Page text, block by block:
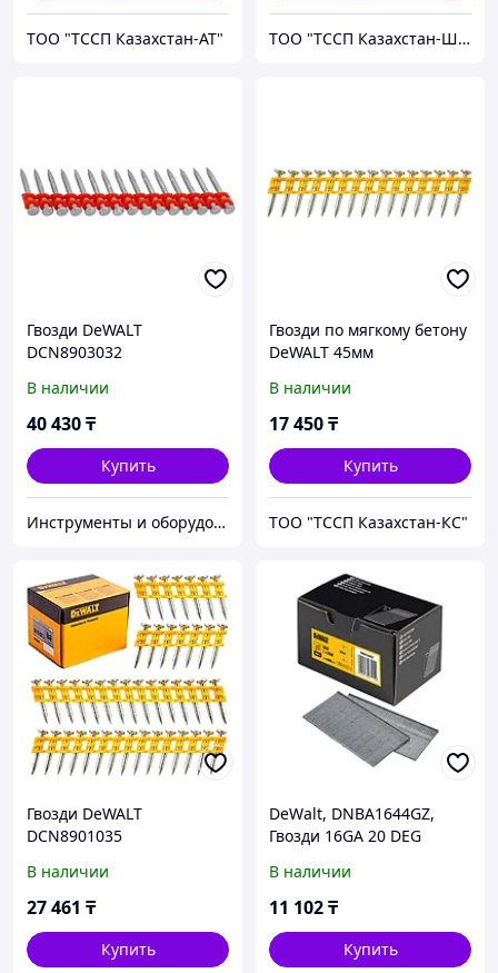
ТОО "ТССП Казахстан-АТ" ТОО "ТССП Казахстан-ШМ"
Гвозди DeWALT
DCN8903032
В наличии
40 430₸
Купить
Инструменты и оборудование StellarTrade
Гвозди по мягкому бетону
DeWALT 45мм
В наличии
17 450₸
Купить
ТОО "ТССП Казахстан-КС"
Гвозди DeWALT
DCN8901035
В наличии
27 461 ₸
Купить
DeWalt, DNBA1644GZ,
Гвозди 16GA 20 DEG
В наличии
11 102₸
Купить